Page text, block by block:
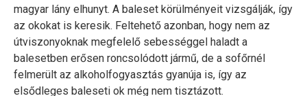
magyar lány elhunyt. A baleset körülményeit vizsgálják, így
az okokat is keresik. Feltehető azonban, hogy nem az
útviszonyoknak megfelelő sebességgel haladt a
balesetben erősen roncsolódott jármű, de a sofőrnél
felmerült az alkoholfogyasztás gyanúja is, így az
elsődleges baleseti ok még nem tisztázott.